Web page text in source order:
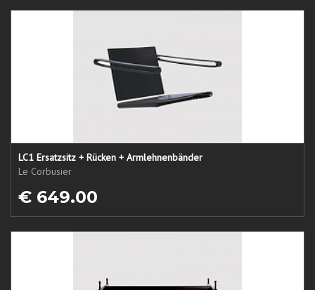
LC1 Ersatzsitz + Rücken + Armlehnenbänder
Le Corbusier
€ 649.00